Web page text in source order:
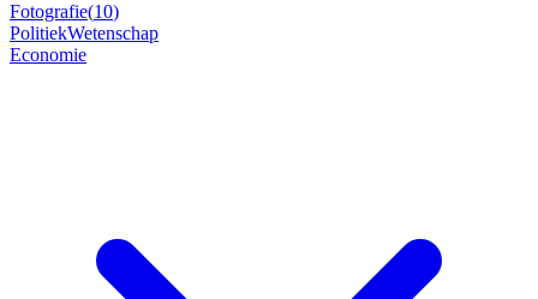
Fotografie(10)
PolitiekWetenschap
Economie